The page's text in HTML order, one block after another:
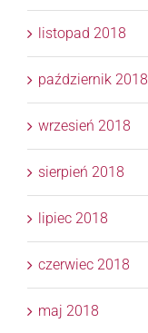
listopad 2018
październik 2018
wrzesień 2018
sierpień 2018
lipiec 2018
czerwiec 2018
maj 2018